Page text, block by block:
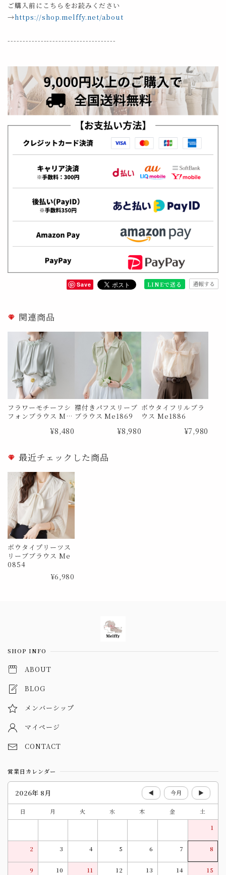
ご購入前にこちらをお読みください
→https://shop.melffy.net/about
------------------------------------
Save LINEで送る 通報する
関連商品
フラワーモチーフシ
フォンブラウス Me
¥8,480
襟付きパフスリーブ
ブラウス Me1869
¥8,980
ボウタイフリルブラ
ウス Me1886
¥7,980
最近チェックした商品
ボウタイプリーツス
リーブブラウス Me
0854
¥6,980
SHOP INFO
ABOUT
BLOG
メンバーシップ
マイページ
CONTACT
営業日カレンダー
2026年 8月 ◀ 今月 ▶
日 月 火 水 木 金
土
1
2 3 4 5 6 7 8
9 10 11 12 13 14 15